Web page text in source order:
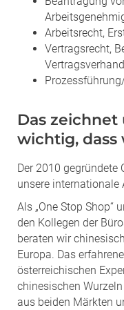
Arbeitsrecht,
Vertragsrecht,
Das zeichnet
wichtig, dass
Der 2010 gegründete
unsere internationale
Als „One Stop Shop“
den Kollegen der
beraten wir
Europa. Das
österreichischen
chinesischen
aus beiden Märkten